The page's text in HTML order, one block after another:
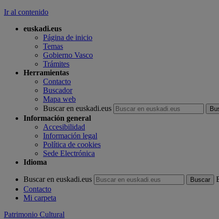
Ir al contenido
euskadi.eus
Página de inicio
Temas
Gobierno Vasco
Trámites
Herramientas
Contacto
Buscador
Mapa web
Buscar en euskadi.eus
Información general
Accesibilidad
Información legal
Política de cookies
Sede Electrónica
Idioma
Buscar en euskadi.eus
Contacto
Mi carpeta
Patrimonio Cultural